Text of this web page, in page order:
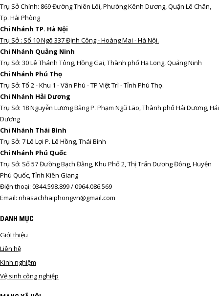
Trụ Sở Chính: 869 Đường Thiên Lôi, Phường Kênh Dương, Quận Lê Chân,
Tp. Hải Phòng
Chi Nhánh TP. Hà Nội
Trụ Sở : Số 10 Ngõ 337 Định Công - Hoàng Mai - Hà Nội.
Chi Nhánh Quảng Ninh
Trụ Sở: 30 Lê Thánh Tông, Hồng Gai, Thành phố Hạ Long, Quảng Ninh
Chi Nhánh Phú Thọ
Trụ Sở: Tổ 2 - Khu 1 - Vân Phú - TP Việt Trì - Tỉnh Phú Thọ.
Chi Nhánh Hải Dương
Trụ Sở: 18 Nguyễn Lương Bằng P. Phạm Ngũ Lão, Thành phố Hải Dương, Hải
Dương
Chi Nhánh Thái Bình
Trụ Sở: 7 Lê Lợi P. Lê Hồng, Thái Bình
Chi Nhánh Phú Quốc
Trụ Sở: Số 57 Đường Bạch Đằng, Khu Phố 2, Thị Trấn Dương Đông, Huyện
Phú Quốc, Tỉnh Kiên Giang
Điện thoại: 0344.598.899 / 0964.086.569
Email: nhasachhaiphongvn@gmail.com
DANH MỤC
Giới thiệu
Liên hệ
Kinh nghiệm
Vệ sinh công nghiệp